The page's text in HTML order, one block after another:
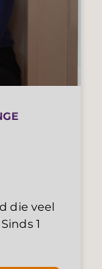
die veel
1